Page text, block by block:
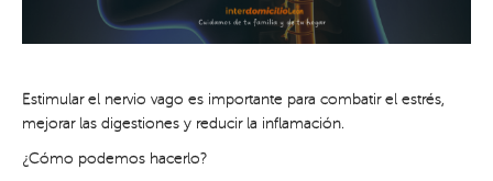
Estimular el nervio vago es importante para combatir el estrés,
mejorar las digestiones y reducir la inflamación.
¿Cómo podemos hacerlo?